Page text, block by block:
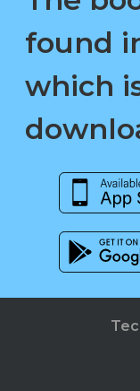
found
which